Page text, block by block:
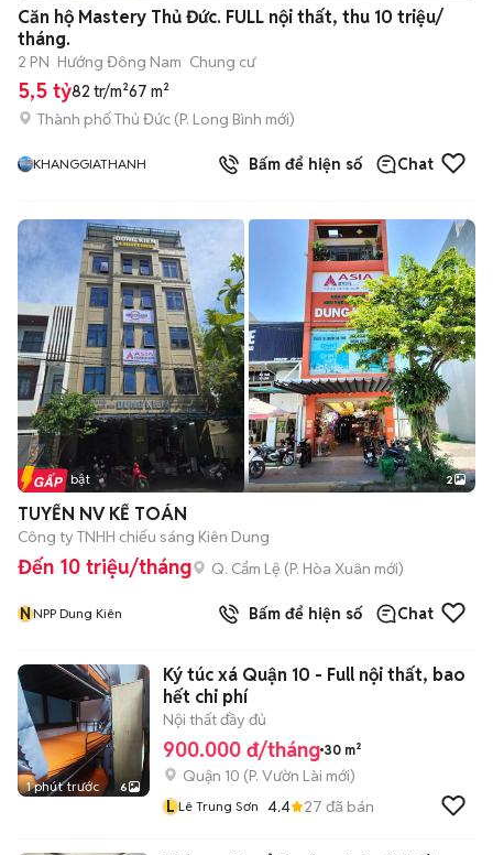
Căn hộ Mastery Thủ Đức. FULL nội thất, thu 10 triệu/
tháng.
2 PN Hướng Đông Nam Chung cư
5,5 tỷ82 tr/m²67 m²
Thành phố Thủ Đức (P. Long Bình mới)
KHANGGIATHANH Bấm để hiện số Chat
Tin nổi bật 2
TUYỂN NV KẾ TOÁN
Công ty TNHH chiếu sáng Kiên Dung
Đến 10 triệu/tháng Q. Cẩm Lệ (P. Hòa Xuân mới)
NNPP Dung Kiên Bấm để hiện số Chat
1 phút trước 6
Ký túc xá Quận 10 - Full nội thất, bao
hết chi phí
Nội thất đầy đủ
900.000 đ/tháng 30 m²
Quận 10 (P. Vườn Lài mới)
L Lê Trung Sơn 4.4 27 đã bán